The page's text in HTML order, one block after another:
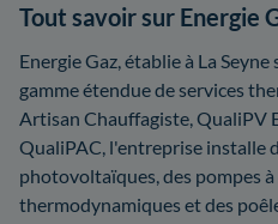
Tout savoir sur Energie
Energie Gaz, établie à La
gamme étendue de services
Artisan Chauffagiste, QualiPV
QualiPAC, l'entreprise installe
photovoltaïques, des pompes
thermodynamiques et des